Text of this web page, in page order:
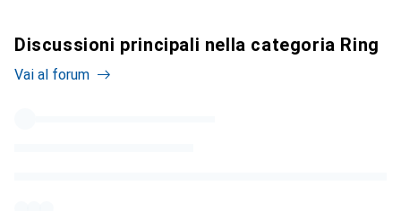
Discussioni principali nella categoria Ring
Vai al forum